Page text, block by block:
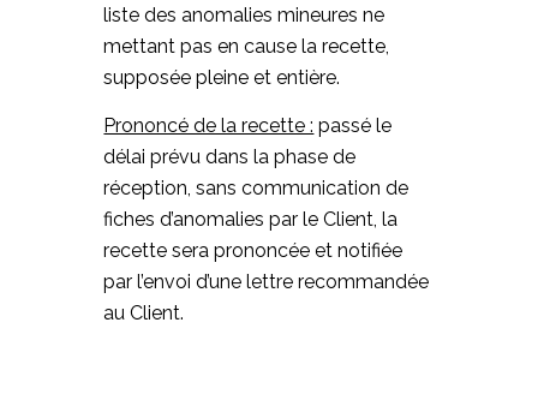
liste des anomalies mineures ne
mettant pas en cause la recette,
supposée pleine et entière.
Prononcé de la recette : passé le
délai prévu dans la phase de
réception, sans communication de
fiches d’anomalies par le Client, la
recette sera prononcée et notifiée
par l’envoi d’une lettre recommandée
au Client.